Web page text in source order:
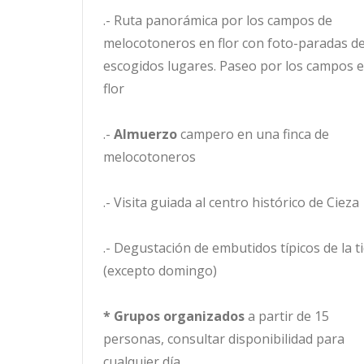
.- Ruta panorámica por los campos de
melocotoneros en flor con foto-paradas
escogidos lugares. Paseo por los campos
flor
.- Almuerzocampero en una finca de
melocotoneros
.- Visita guiada al centro histórico de Cieza
.- Degustación de embutidos típicos de la
(excepto domingo)
* Grupos organizadosa partir de 15
personas, consultar disponibilidad para